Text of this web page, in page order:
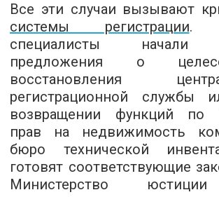
Все эти случаи вызывают
системы регистрации.
специалисты начали
предложения о
восстановления
регистрационной службы
возвращении функций по
прав на недвижимость
бюро технической
готовят соответствующие
Министерство